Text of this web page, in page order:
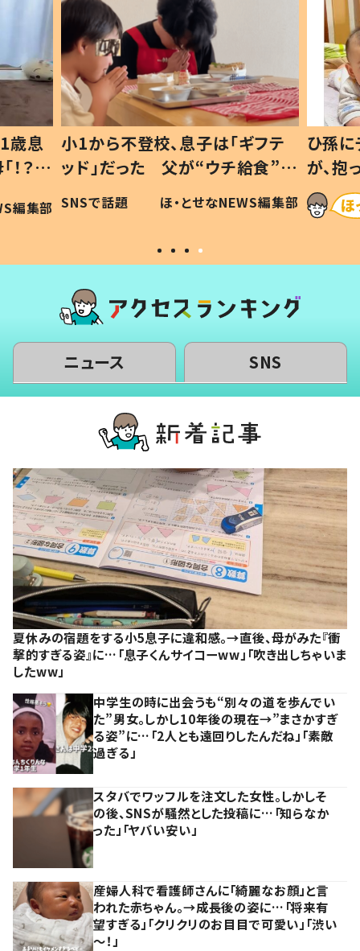
歳息
？」
編集部
小1から不登校、息子は「ギフテ
ッド」だった 父が“ウチ給食”を
作り続ける理由とは #令和の親
#令和の子
SNSで話題 ほ・とせなNEWS編集部
ひ孫
が、
「涙が
い」
ニュース SNS
夏休みの宿題をする小5息子に違和感。→直後、母がみた『衝
撃的すぎる姿』に…「息子くんサイコーww」「吹き出しちゃいま
したww」
中学生の時に出会うも“別々の道を歩んでい
た”男女。しかし10年後の現在→”まさかすぎ
る姿”に…「2人とも遠回りしたんだね」「素敵
過ぎる」
スタバでワッフルを注文した女性。しかしそ
の後、SNSが騒然とした投稿に…「知らなか
った」「ヤバい安い」
産婦人科で看護師さんに「綺麗なお顔」と言
われた赤ちゃん。→成長後の姿に…「将来有
望すぎる」「クリクリのお目目で可愛い」「渋い
～！」